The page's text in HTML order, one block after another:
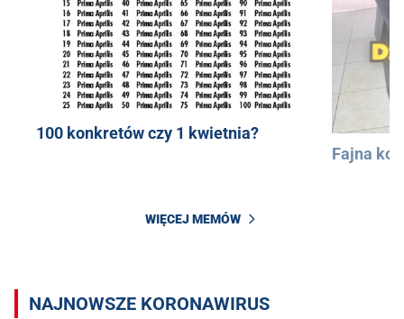
100 konkretów czy 1 kwietnia?
Fajna
WIĘCEJ MEMÓW
NAJNOWSZE KORONAWIRUS